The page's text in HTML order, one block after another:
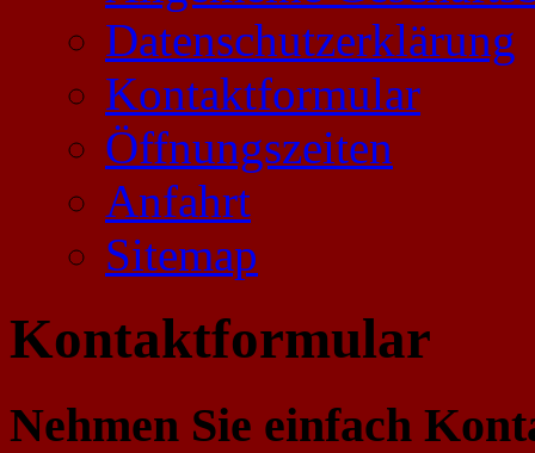
Datenschutzerklärung
Kontaktformular
Öffnungszeiten
Anfahrt
Sitemap
Kontaktformular
Nehmen Sie einfach